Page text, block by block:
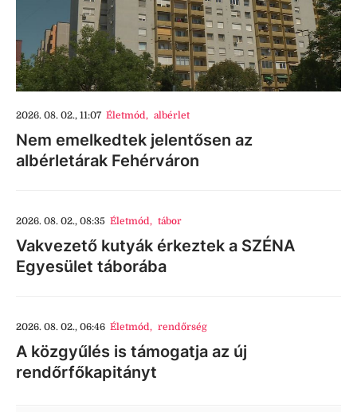
2026. 08. 02., 11:07 Életmód, albérlet
Nem emelkedtek jelentősen az
albérletárak Fehérváron
2026. 08. 02., 08:35 Életmód, tábor
Vakvezető kutyák érkeztek a SZÉNA
Egyesület táborába
2026. 08. 02., 06:46 Életmód, rendőrség
A közgyűlés is támogatja az új
rendőrfőkapitányt